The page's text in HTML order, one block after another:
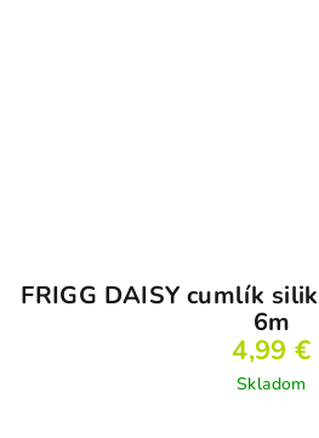
FRIGG DAISY cumlík
6m
4,99 €
Skladom